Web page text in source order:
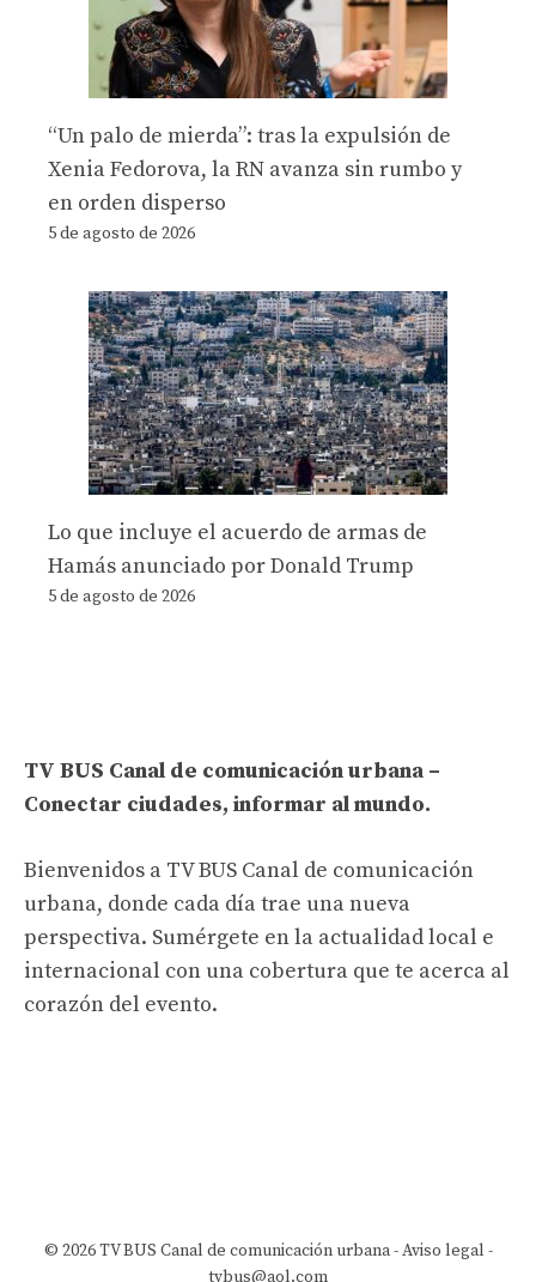
“Un palo de mierda”: tras la expulsión de
Xenia Fedorova, la RN avanza sin rumbo y
en orden disperso
5 de agosto de 2026
Lo que incluye el acuerdo de armas de
Hamás anunciado por Donald Trump
5 de agosto de 2026
TV BUS Canal de comunicación urbana –
Conectar ciudades, informar al mundo.
Bienvenidos a TV BUS Canal de comunicación
urbana, donde cada día trae una nueva
perspectiva. Sumérgete en la actualidad local e
internacional con una cobertura que te acerca al
corazón del evento.
© 2026 TV BUS Canal de comunicación urbana -Aviso legal -
tvbus@aol.com